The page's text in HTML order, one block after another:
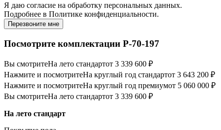
Я даю согласие на обработку персональных данных.
Подробнее в Политике конфиденциальности.
Перезвоните мне
Посмотрите комплектации Р-70-197
Вы смотритеНа лето стандартот 3 339 600 ₽
Нажмите и посмотритеНа круглый год стандартот 3 643 200 ₽
Нажмите и посмотритеНа круглый год премиумот 5 060 000 ₽
Вы смотритеНа лето стандартот 3 339 600 ₽
На лето стандарт